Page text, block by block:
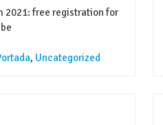
2021: free registration for
, Uncategorized